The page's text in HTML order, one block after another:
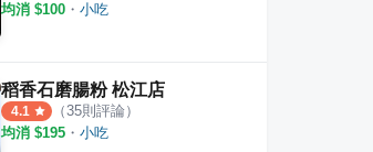
川畝園麵食館
4.5 ·
均消 $100 ・ 小吃
稻香石磨腸粉 松江店
4.1 （35則評論）
均消 $195 ・ 小吃